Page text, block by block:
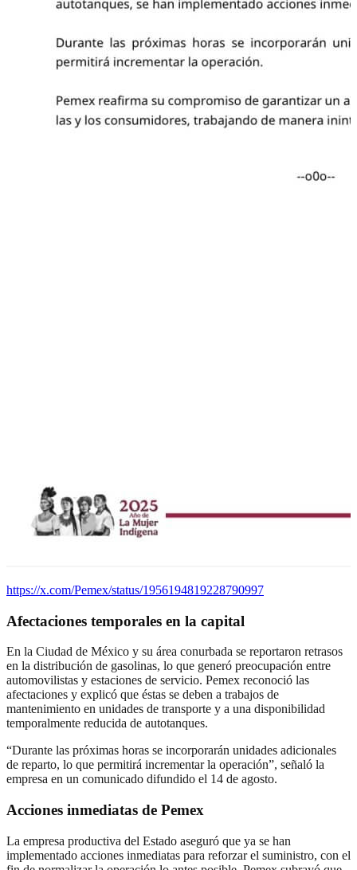
https://x.com/Pemex/status/1956194819228790997
Afectaciones temporales en la capital
En la Ciudad de México y su área conurbada se reportaron retrasos
en la distribución de gasolinas, lo que generó preocupación entre
automovilistas y estaciones de servicio. Pemex reconoció las
afectaciones y explicó que éstas se deben a trabajos de
mantenimiento en unidades de transporte y a una disponibilidad
temporalmente reducida de autotanques.
“Durante las próximas horas se incorporarán unidades adicionales
de reparto, lo que permitirá incrementar la operación”, señaló la
empresa en un comunicado difundido el 14 de agosto.
Acciones inmediatas de Pemex
La empresa productiva del Estado aseguró que ya se han
implementado acciones inmediatas para reforzar el suministro, con el